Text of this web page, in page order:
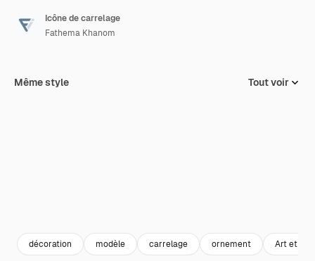
Icône de carrelage
Fathema Khanom
Même style Tout voir
décoration modèle carrelage ornement Art et